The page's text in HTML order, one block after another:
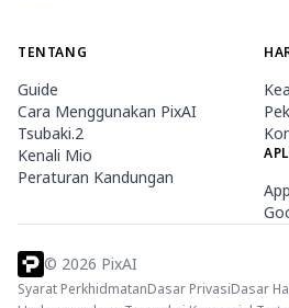
TENTANG
Guide
Cara Menggunakan PixAI
Tsubaki.2
Kenali Mio
Peraturan Kandungan
© 2026 PixAI
Syarat PerkhidmatanDasar PrivasiDasar